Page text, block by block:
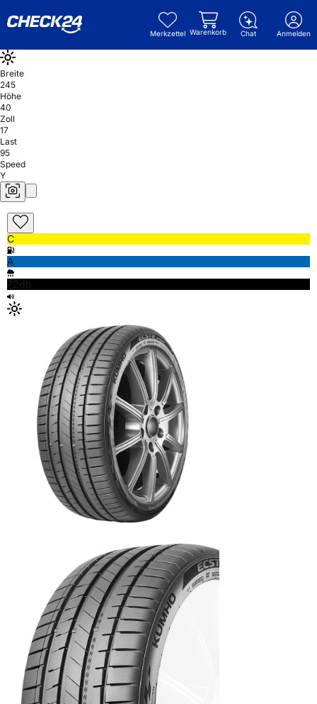
Merkzettel Warenkorb Chat Anmelden
Breite
245
Höhe
40
Zoll
17
Last
95
Speed
Y
C
A
72db